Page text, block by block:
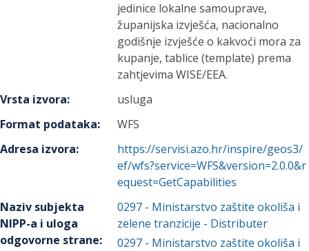
jedinice lokalne samouprave,
županijska izvješća, nacionalno
godišnje izvješće o kakvoći mora za
kupanje, tablice (template) prema
zahtjevima WISE/EEA.
Vrsta izvora:
usluga
Format podataka:
WFS
Adresa izvora:
https://servisi.azo.hr/inspire/geos3/
ef/wfs?service=WFS&version=2.0.0&r
equest=GetCapabilities
Naziv subjekta
NIPP-a i uloga
odgovorne strane:
0297 - Ministarstvo zaštite okoliša i
zelene tranzicije - Distributer
0297 - Ministarstvo zaštite okoliša i